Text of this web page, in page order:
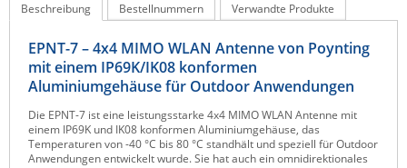
Power Kingdom
Poynting
Raritan
Server Technology
Siretta
Beschreibung Bestellnummern Verwandte Produkte
EPNT-7 – 4x4 MIMO WLAN Antenne von Poynting
mit einem IP69K/IK08 konformen
Aluminiumgehäuse für Outdoor Anwendungen
Die EPNT-7 ist eine leistungsstarke 4x4 MIMO WLAN Antenne mit
einem IP69K und IK08 konformen Aluminiumgehäuse, das
Temperaturen von -40 °C bis 80 °C standhält und speziell für Outdoor
Anwendungen entwickelt wurde. Sie hat auch ein omnidirektionales